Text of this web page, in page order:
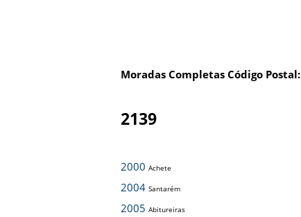
Moradas Completas Código Postal:
2139
2000 Achete
2004 Santarém
2005 Abitureiras